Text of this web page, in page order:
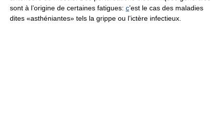
sont à l’origine de certaines fatigues: c’est le cas des maladies
dites «asthéniantes» tels la grippe ou l’ictère infectieux.